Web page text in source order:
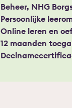
Beheer, NHG
Persoonlijke
Online leren en
12 maanden